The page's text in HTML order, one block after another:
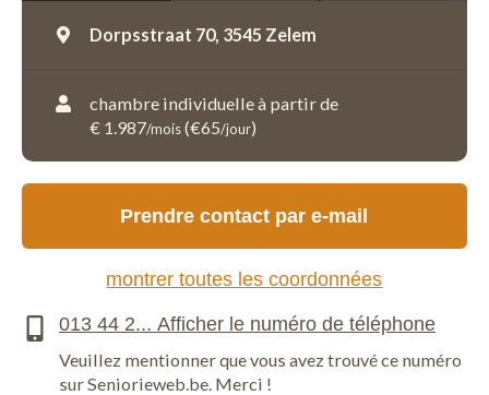
Dorpsstraat 70, 3545 Zelem
chambre individuelle à partir de
€ 1.987/mois(€65/jour)
Prendre contact par e-mail
montrer toutes les coordonnées
Veuillez mentionner que vous avez trouvé ce numéro
sur Seniorieweb.be. Merci !